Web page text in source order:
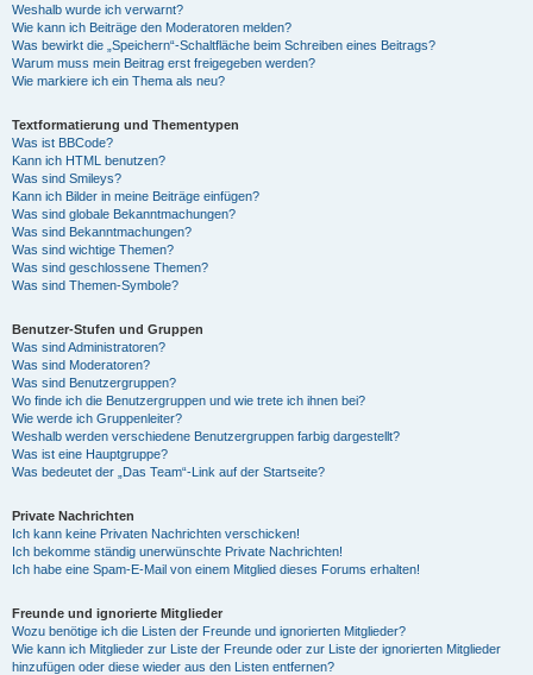
Weshalb wurde ich verwarnt?
Wie kann ich Beiträge den Moderatoren melden?
Was bewirkt die „Speichern“-Schaltfläche beim Schreiben eines Beitrags?
Warum muss mein Beitrag erst freigegeben werden?
Wie markiere ich ein Thema als neu?
Textformatierung und Thementypen
Was ist BBCode?
Kann ich HTML benutzen?
Was sind Smileys?
Kann ich Bilder in meine Beiträge einfügen?
Was sind globale Bekanntmachungen?
Was sind Bekanntmachungen?
Was sind wichtige Themen?
Was sind geschlossene Themen?
Was sind Themen-Symbole?
Benutzer-Stufen und Gruppen
Was sind Administratoren?
Was sind Moderatoren?
Was sind Benutzergruppen?
Wo finde ich die Benutzergruppen und wie trete ich ihnen bei?
Wie werde ich Gruppenleiter?
Weshalb werden verschiedene Benutzergruppen farbig dargestellt?
Was ist eine Hauptgruppe?
Was bedeutet der „Das Team“-Link auf der Startseite?
Private Nachrichten
Ich kann keine Privaten Nachrichten verschicken!
Ich bekomme ständig unerwünschte Private Nachrichten!
Ich habe eine Spam-E-Mail von einem Mitglied dieses Forums erhalten!
Freunde und ignorierte Mitglieder
Wozu benötige ich die Listen der Freunde und ignorierten Mitglieder?
Wie kann ich Mitglieder zur Liste der Freunde oder zur Liste der ignorierten Mitglieder
hinzufügen oder diese wieder aus den Listen entfernen?